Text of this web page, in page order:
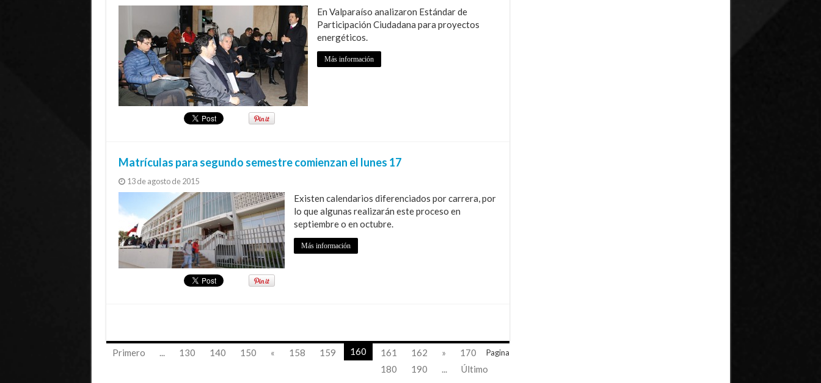
En Valparaíso analizaron Estándar de
Participación Ciudadana para proyectos
energéticos.
Más información
Matrículas para segundo semestre comienzan el lunes 17
13 de agosto de 2015
Existen calendarios diferenciados por carrera, por
lo que algunas realizarán este proceso en
septiembre o en octubre.
Más información
Pagina
Primero 130 140 150 « 158 159 160 161 162 »
170
180
190 Último